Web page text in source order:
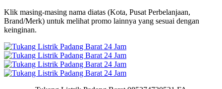
Klik masing-masing nama diatas (Kota, Pusat Perbelanjaan,
Brand/Merk) untuk melihat promo lainnya yang sesuai dengan
keinginan.